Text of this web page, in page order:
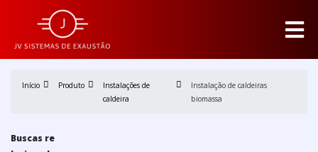
Início Produto
Instalações de
caldeira
Instalação de caldeiras
biomassa
Buscas re